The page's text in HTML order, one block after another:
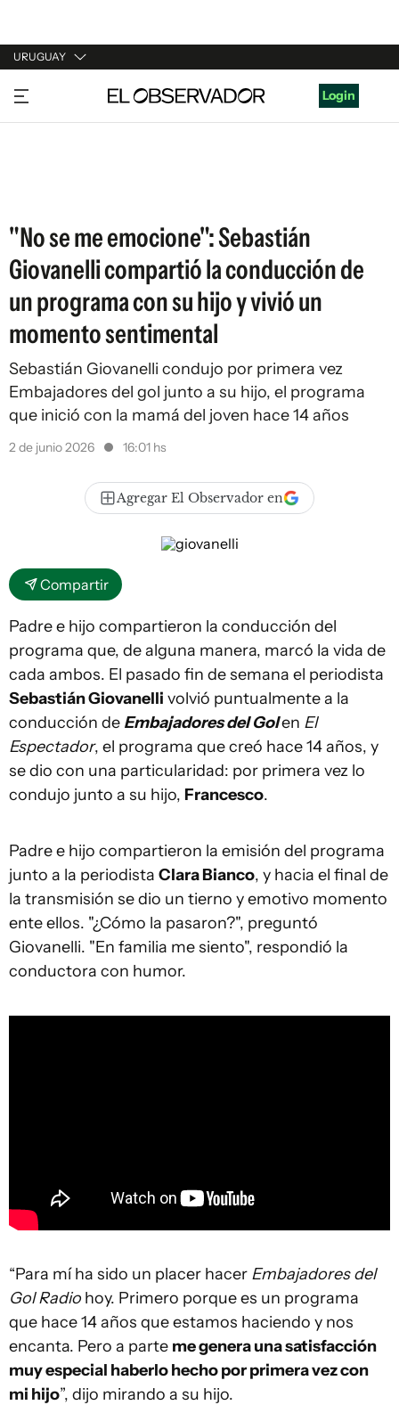
URUGUAY
URUGUAY
ARGENTINA
Login
"No se me emocione": Sebastián
Giovanelli compartió la conducción de
un programa con su hijo y vivió un
momento sentimental
Sebastián Giovanelli condujo por primera vez
Embajadores del gol junto a su hijo, el programa
que inició con la mamá del joven hace 14 años
2 de junio 2026 16:01 hs
Agregar El Observador en
Compartir
Padre e hijo compartieron la conducción del
programa que, de alguna manera, marcó la vida de
cada ambos. El pasado fin de semana el periodista
Sebastián Giovanelli volvió puntualmente a la
conducción de Embajadores del Golen El
Espectador, el programa que creó hace 14 años, y
se dio con una particularidad: por primera vez lo
condujo junto a su hijo, Francesco.
Padre e hijo compartieron la emisión del programa
junto a la periodista Clara Bianco, y hacia el final de
la transmisión se dio un tierno y emotivo momento
ente ellos. "¿Cómo la pasaron?", preguntó
Giovanelli. "En familia me siento", respondió la
conductora con humor.
“Para mí ha sido un placer hacer Embajadores del
Gol Radio hoy. Primero porque es un programa
que hace 14 años que estamos haciendo y nos
encanta. Pero a parte me genera una satisfacción
muy especial haberlo hecho por primera vez con
mi hijo”, dijo mirando a su hijo.